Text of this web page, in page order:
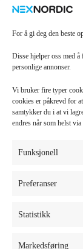
For å gi deg den beste
Disse hjelper oss med
personlige annonser.
Vi bruker fire typer
cookies er påkrevd for
samtykker du i at vi
endres når som helst
Funksjonell
Preferanser
Statistikk
Markedsføring